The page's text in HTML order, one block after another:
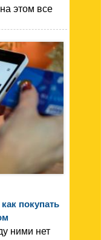
этом все
покупать
ними нет